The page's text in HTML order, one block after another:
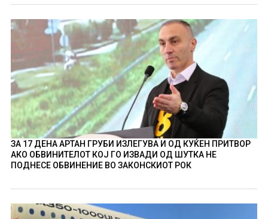
ЗА 17 ДЕНА АРТАН ГРУБИ ИЗЛЕГУВА И ОД КУЌЕН ПРИТВОР
АКО ОБВИНИТЕЛОТ КОЈ ГО ИЗВАДИ ОД ШУТКА НЕ
ПОДНЕСЕ ОБВИНЕНИЕ ВО ЗАКОНСКИОТ РОК